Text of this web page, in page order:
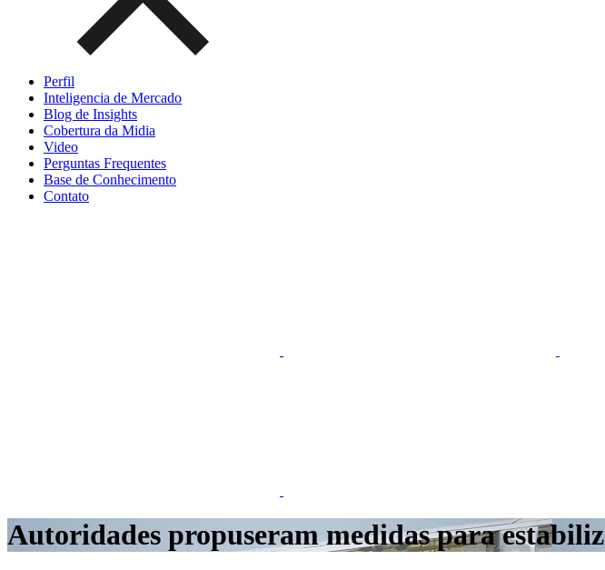
Perfil
Inteligencia de Mercado
Blog de Insights
Cobertura da Midia
Video
Perguntas Frequentes
Base de Conhecimento
Contato
Autoridades propuseram medidas para